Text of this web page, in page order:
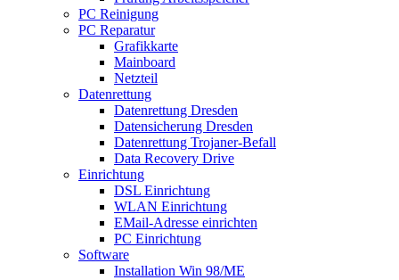
PC Reinigung
PC Reparatur
Grafikkarte
Mainboard
Netzteil
Datenrettung
Datenrettung Dresden
Datensicherung Dresden
Datenrettung Trojaner-Befall
Data Recovery Drive
Einrichtung
DSL Einrichtung
WLAN Einrichtung
EMail-Adresse einrichten
PC Einrichtung
Software
Installation Win 98/ME